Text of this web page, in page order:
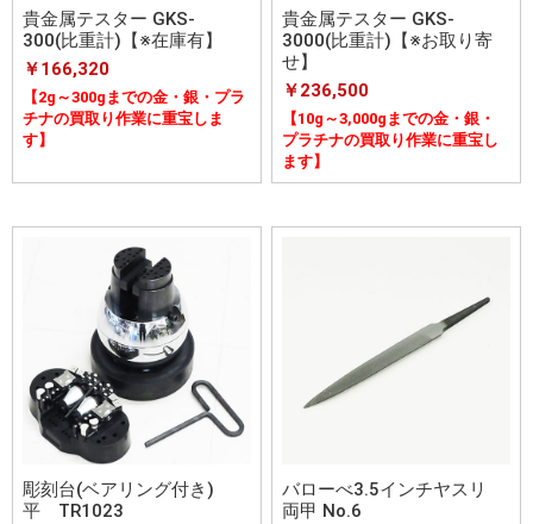
貴金属テスター GKS-
300(比重計)【※在庫有】
￥166,320
【2g～300gまでの金・銀・プラ
チナの買取り作業に重宝しま
す】
貴金属テスター GKS-
3000(比重計)【※お取り寄
せ】
￥236,500
【10g～3,000gまでの金・銀・
プラチナの買取り作業に重宝し
ます】
彫刻台(ベアリング付き)
平 TR1023
バローべ3.5インチヤスリ
両甲 No.6